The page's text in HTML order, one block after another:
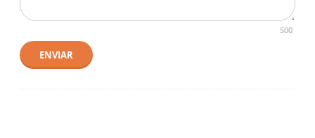
500
ENVIAR